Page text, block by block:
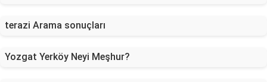
terazi Arama sonuçları
Yozgat Yerköy Neyi Meşhur?